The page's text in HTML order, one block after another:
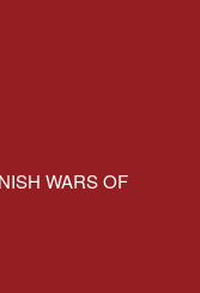
WARS OF